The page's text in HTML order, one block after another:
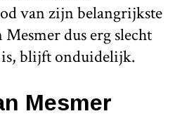
van zijn belangrijkste
dus erg slecht
blijft onduidelijk.
Mesmer